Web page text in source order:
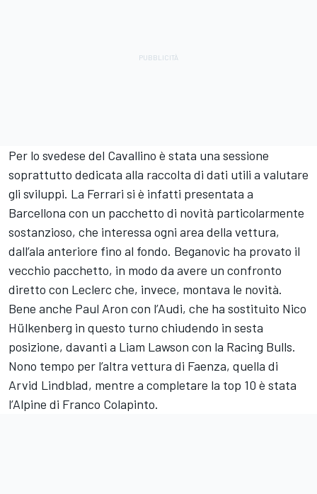
Per lo svedese del Cavallino è stata una sessione
soprattutto dedicata alla raccolta di dati utili a valutare
gli sviluppi. La Ferrari si è infatti presentata a
Barcellona con un pacchetto di novità particolarmente
sostanzioso, che interessa ogni area della vettura,
dall’ala anteriore fino al fondo. Beganovic ha provato il
vecchio pacchetto, in modo da avere un confronto
diretto con Leclerc che, invece, montava le novità.
Bene anche Paul Aron con l’Audi, che ha sostituito Nico
Hülkenberg in questo turno chiudendo in sesta
posizione, davanti a Liam Lawson con la Racing Bulls.
Nono tempo per l’altra vettura di Faenza, quella di
Arvid Lindblad, mentre a completare la top 10 è stata
l’Alpine di Franco Colapinto.